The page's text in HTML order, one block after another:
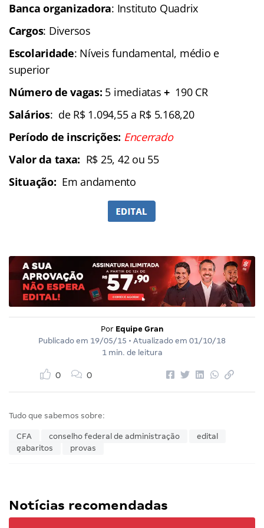
Banca organizadora: Instituto Quadrix
Cargos: Diversos
Escolaridade: Níveis fundamental, médio e
superior
Número de vagas: 5 imediatas + 190 CR
Salários: de R$ 1.094,55 a R$ 5.168,20
Período de inscrições: Encerrado
Valor da taxa: R$ 25, 42 ou 55
Situação: Em andamento
Por Equipe Gran
Publicado em 19/05/15 • Atualizado em 01/10/18
1 min. de leitura
0 0
Tudo que sabemos sobre:
CFA conselho federal de administração
edital
gabaritos
provas
Notícias recomendadas